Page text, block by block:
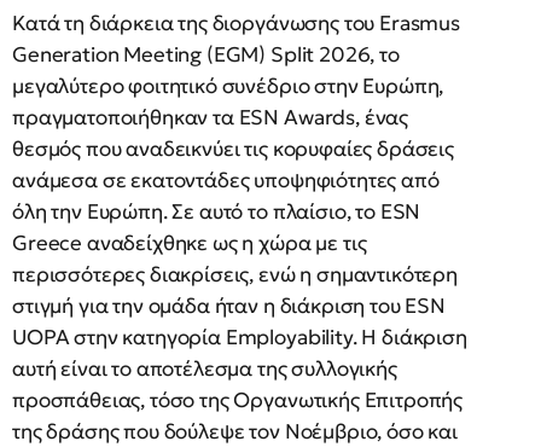
Κατά τη διάρκεια της διοργάνωσης του Erasmus
Generation Meeting (EGM) Split 2026, το
μεγαλύτερο φοιτητικό συνέδριο στην Ευρώπη,
πραγματοποιήθηκαν τα ESN Awards, ένας
θεσμός που αναδεικνύει τις κορυφαίες δράσεις
ανάμεσα σε εκατοντάδες υποψηφιότητες από
όλη την Ευρώπη. Σε αυτό το πλαίσιο, το ESN
Greece αναδείχθηκε ως η χώρα με τις
περισσότερες διακρίσεις, ενώ η σημαντικότερη
στιγμή για την ομάδα ήταν η διάκριση του ESN
UOPA στην κατηγορία Employability. Η διάκριση
αυτή είναι το αποτέλεσμα της συλλογικής
προσπάθειας, τόσο της Οργανωτικής Επιτροπής
της δράσης που δούλεψε τον Νοέμβριο, όσο και